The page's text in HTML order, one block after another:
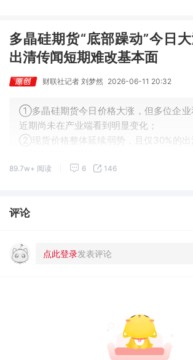
多晶硅期货“底部躁动”今日
出清传闻短期难改基本面
财联社记者 刘梦然 2026-06-11 20:32
①多晶硅期货今日价格大涨，但多位企业
近期尚未在产业端看到明显变化；
②现货价格整体延续弱势，且仅30%的出
89.7w+ 阅读 6 146
评论